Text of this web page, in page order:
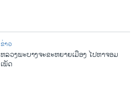
ຂ່າວ
ຫລວງພະບາງຈະຂະຫຍາຍເມືອງ ໄປຫາຈອມ
ເພັດ